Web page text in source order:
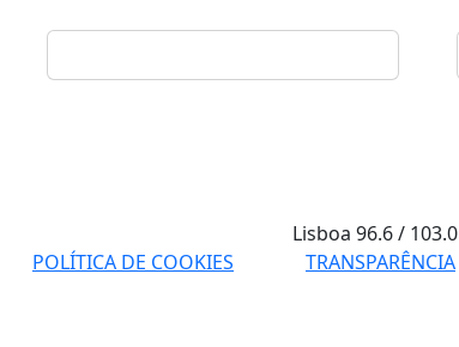
Lisboa96.6 / 103.0
POLÍTICA DE COOKIES TRANSPARÊNCIA